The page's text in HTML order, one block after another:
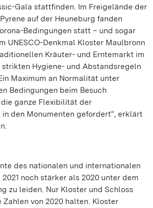
Gala stattfinden. Im Freigelände der
auf der Heuneburg fanden
Bedingungen statt – und sogar
UNESCO-Denkmal Kloster Maulbronn
Kräuter- und Erntemarkt im
Hygiene- und Abstandsregeln
Maximum an Normalität unter
Bedingungen beim Besuch
ganze Flexibilität der
den Monumenten gefordert“, erklärt
des nationalen und internationalen
noch stärker als 2020 unter dem
zu leiden. Nur Kloster und Schloss
Zahlen von 2020 halten. Kloster